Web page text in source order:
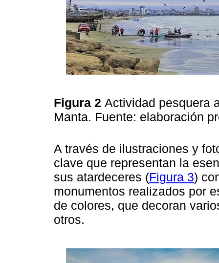
Figura 2 Actividad pesquera
Manta. Fuente: elaboración
A través de ilustraciones y
clave que representan la
sus atardeceres (Figura 3)
monumentos realizados por
de colores, que decoran
otros.